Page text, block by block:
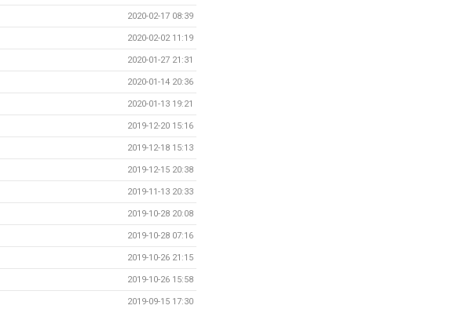
2020-02-17 08:39
2020-02-02 11:19
2020-01-27 21:31
2020-01-14 20:36
2020-01-13 19:21
2019-12-20 15:16
2019-12-18 15:13
2019-12-15 20:38
2019-11-13 20:33
2019-10-28 20:08
2019-10-28 07:16
2019-10-26 21:15
2019-10-26 15:58
2019-09-15 17:30